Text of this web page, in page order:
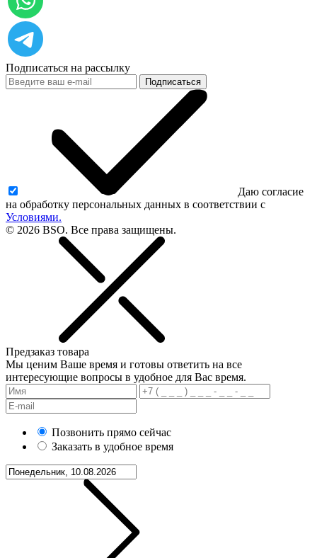
Подписаться на рассылку
Подписаться
Даю согласие
на обработку персональных данных в соответствии с
Условиями.
© 2026 BSO. Все права защищены.
Предзаказ товара
Мы ценим Ваше время и готовы ответить на все
интересующие вопросы в удобное для Вас время.
Позвонить прямо сейчас
Заказать в удобное время